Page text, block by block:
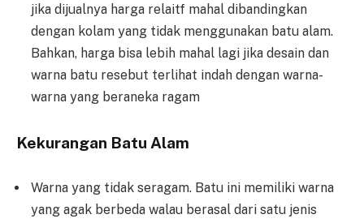
jika dijualnya harga relaitf mahal dibandingkan
dengan kolam yang tidak menggunakan batu alam.
Bahkan, harga bisa lebih mahal lagi jika desain dan
warna batu resebut terlihat indah dengan warna-
warna yang beraneka ragam
Kekurangan Batu Alam
Warna yang tidak seragam. Batu ini memiliki warna
yang agak berbeda walau berasal dari satu jenis